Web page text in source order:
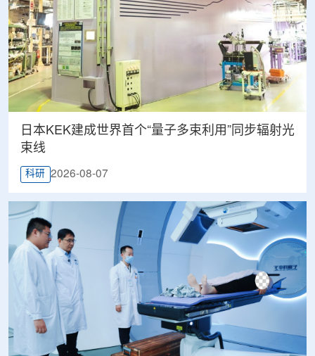
日本KEK建成世界首个“量子多束利用”同步辐射光
束线
科研 2026-08-07